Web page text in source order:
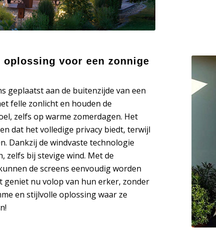
voor een zonnige
geplaatst aan de buitenzijde van een
felle zonlicht en houden de
zelfs op warme zomerdagen. Het
dat het volledige privacy biedt, terwijl
Dankzij de windvaste technologie
zelfs bij stevige wind. Met de
de screens eenvoudig worden
geniet nu volop van hun erker, zonder
en stijlvolle oplossing waar ze